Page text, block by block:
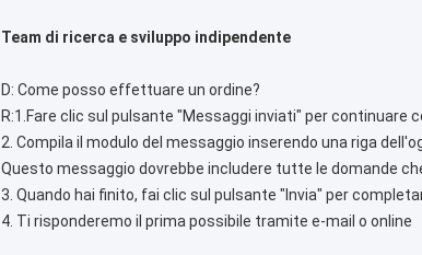
Team di ricerca e sviluppo indipendente
D: Come posso effettuare un ordine?
R:1.Fare clic sul pulsante "Messaggi inviati" per continuare
2. Compila il modulo del messaggio inserendo una riga
Questo messaggio dovrebbe includere tutte le domande
3. Quando hai finito, fai clic sul pulsante "Invia" per
4. Ti risponderemo il prima possibile tramite e-mail o online